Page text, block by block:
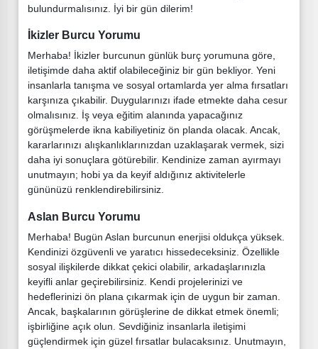
bulundurmalısınız. İyi bir gün dilerim!
İkizler Burcu Yorumu
Merhaba! İkizler burcunun günlük burç yorumuna göre,
iletişimde daha aktif olabileceğiniz bir gün bekliyor. Yeni
insanlarla tanışma ve sosyal ortamlarda yer alma fırsatları
karşınıza çıkabilir. Duygularınızı ifade etmekte daha cesur
olmalısınız. İş veya eğitim alanında yapacağınız
görüşmelerde ikna kabiliyetiniz ön planda olacak. Ancak,
kararlarınızı alışkanlıklarınızdan uzaklaşarak vermek, sizi
daha iyi sonuçlara götürebilir. Kendinize zaman ayırmayı
unutmayın; hobi ya da keyif aldığınız aktivitelerle
gününüzü renklendirebilirsiniz.
Aslan Burcu Yorumu
Merhaba! Bugün Aslan burcunun enerjisi oldukça yüksek.
Kendinizi özgüvenli ve yaratıcı hissedeceksiniz. Özellikle
sosyal ilişkilerde dikkat çekici olabilir, arkadaşlarınızla
keyifli anlar geçirebilirsiniz. Kendi projelerinizi ve
hedeflerinizi ön plana çıkarmak için de uygun bir zaman.
Ancak, başkalarının görüşlerine de dikkat etmek önemli;
işbirliğine açık olun. Sevdiğiniz insanlarla iletişimi
güçlendirmek için güzel fırsatlar bulacaksınız. Unutmayın,